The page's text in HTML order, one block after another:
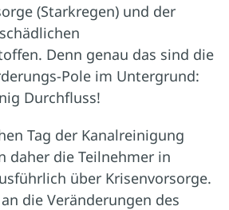
(Starkregen) und der
Denn genau das sind die
Pole im Untergrund:
Durchfluss!
Tag der Kanalreinigung
daher die Teilnehmer in
über Krisenvorsorge.
die Veränderungen des